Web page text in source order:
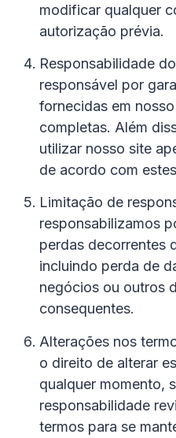
modificar qualquer
autorização prévia.
Responsabilidade
responsável por
fornecidas em
completas. Além
utilizar nosso site
de acordo com
Limitação de
responsabilizamos
perdas decorrentes
incluindo perda de
negócios ou outros
consequentes.
Alterações nos
o direito de alterar
qualquer momento,
responsabilidade
termos para se